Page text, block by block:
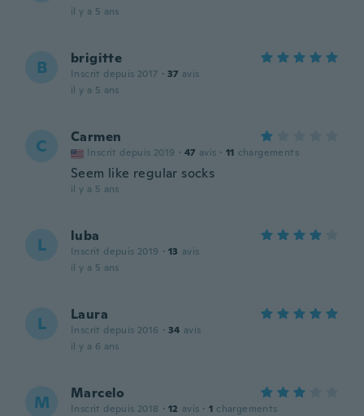
il y a 5 ans
B brigitte
Inscrit depuis 2017 · 37 avis
il y a 5 ans
C Carmen
Inscrit depuis 2019 · 47 avis · 11 chargements
Seem like regular socks
il y a 5 ans
L luba
Inscrit depuis 2019 · 13 avis
il y a 5 ans
L Laura
Inscrit depuis 2016 · 34 avis
il y a 6 ans
M Marcelo
Inscrit depuis 2018 · 12 avis · 1 chargements